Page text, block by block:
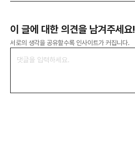
이 글에 대한 의견을 남겨주세요!
서로의 생각을 공유할수록 인사이트가 커집니다.